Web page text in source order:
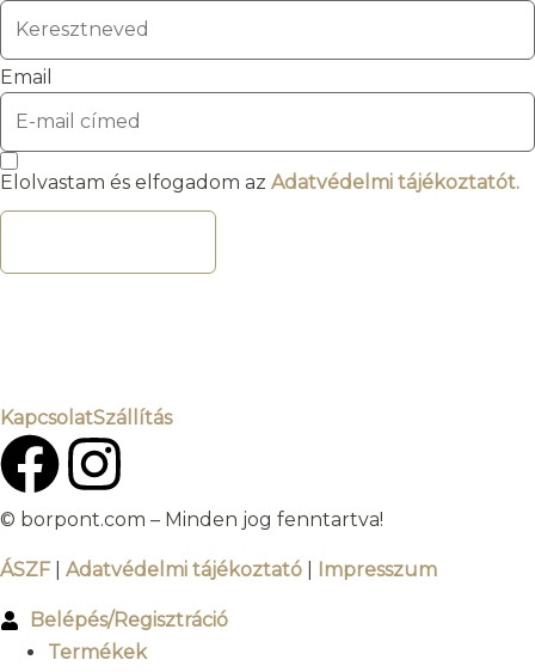
Email
Elolvastam és elfogadom az Adatvédelmi tájékoztatót.
KapcsolatSzállítás
© borpont.com – Minden jog fenntartva!
ÁSZF| Adatvédelmi tájékoztató Impresszum
Belépés/Regisztráció
Termékek